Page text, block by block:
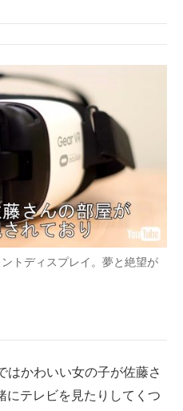
トディスプレイ。夢と絶望が
はかわいい女の子が佐藤さ
にテレビを見たりしてくつ